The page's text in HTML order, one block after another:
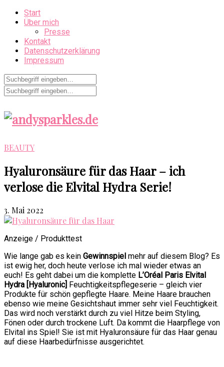
Start
Über mich
Presse
Kontakt
Datenschutzerklärung
Impressum
BEAUTY
Hyaluronsäure für das Haar – ich
verlose die Elvital Hydra Serie!
3. Mai 2022
Anzeige / Produkttest
Wie lange gab es kein Gewinnspiel mehr auf diesem Blog? Es
ist ewig her, doch heute verlose ich mal wieder etwas an
euch! Es geht dabei um die komplette L’Oréal Paris Elvital
Hydra [Hyaluronic] Feuchtigkeitspflegeserie – gleich vier
Produkte für schön gepflegte Haare. Meine Haare brauchen
ebenso wie meine Gesichtshaut immer sehr viel Feuchtigkeit.
Das wird noch verstärkt durch zu viel Hitze beim Styling,
Fönen oder durch trockene Luft. Da kommt die Haarpflege von
Elvital ins Spiel! Sie ist mit Hyaluronsäure für das Haar genau
auf diese Haarbedürfnisse ausgerichtet.